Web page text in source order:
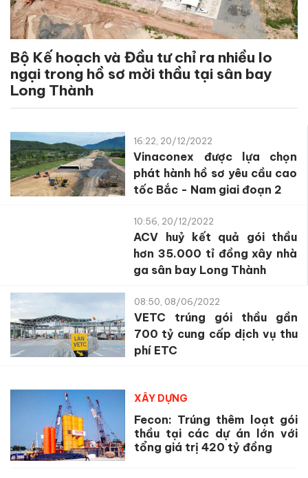
Bộ Kế hoạch và Đầu tư chỉ ra nhiều lo
ngại trong hồ sơ mời thầu tại sân bay
Long Thành
16:22, 20/12/2022
Vinaconex được lựa chọn
phát hành hồ sơ yêu cầu cao
tốc Bắc - Nam giai đoạn 2
10:56, 20/12/2022
ACV huỷ kết quả gói thầu
hơn 35.000 tỉ đồng xây nhà
ga sân bay Long Thành
08:50, 08/06/2022
VETC trúng gói thầu gần
700 tỷ cung cấp dịch vụ thu
phí ETC
XÂY DỰNG
Fecon: Trúng thêm loạt gói
thầu tại các dự án lớn với
tổng giá trị 420 tỷ đồng